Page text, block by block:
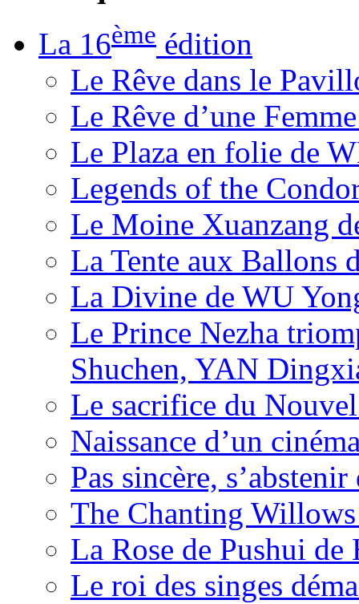
La 16ème édition
Le Rêve dans le
Le Rêve d’une
Le Plaza en folie de
Legends of the
Le Moine Xuanzang
La Tente aux Ballons
La Divine de WU
Le Prince Nezha
Shuchen, YAN
Le sacrifice du
Naissance d’un
Pas sincère,
The Chanting
La Rose de Pushui de
Le roi des singes